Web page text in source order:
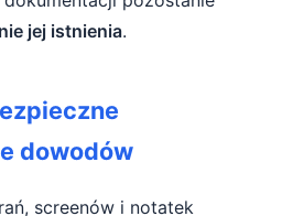
jej istnienia.
dowodów
screenów i notatek